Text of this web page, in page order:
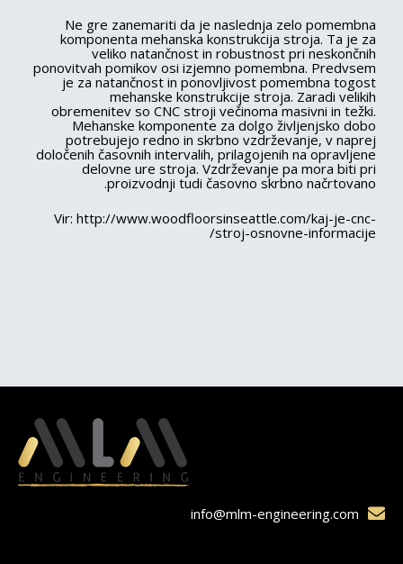
Ne gre zanemariti da je naslednja zelo pomembna
komponenta mehanska konstrukcija stroja. Ta je za
veliko natančnost in robustnost pri neskončnih
ponovitvah pomikov osi izjemno pomembna. Predvsem
je za natančnost in ponovljivost pomembna togost
mehanske konstrukcije stroja. Zaradi velikih
obremenitev so CNC stroji večinoma masivni in težki.
Mehanske komponente za dolgo življenjsko dobo
potrebujejo redno in skrbno vzdrževanje, v naprej
določenih časovnih intervalih, prilagojenih na opravljene
delovne ure stroja. Vzdrževanje pa mora biti pri
proizvodnji tudi časovno skrbno načrtovano.
Vir: http://www.woodfloorsinseattle.com/kaj-je-cnc-
stroj-osnovne-informacije/
info@mlm-engineering.com